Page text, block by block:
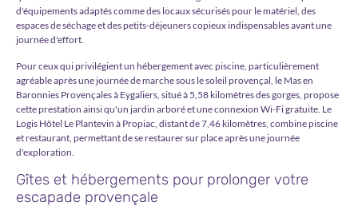
d'équipements adaptés comme des locaux sécurisés pour le matériel, des
espaces de séchage et des petits-déjeuners copieux indispensables avant une
journée d'effort.
Pour ceux qui privilégient un hébergement avec piscine, particulièrement
agréable après une journée de marche sous le soleil provençal, le Mas en
Baronnies Provençales à Eygaliers, situé à 5,58 kilomètres des gorges, propose
cette prestation ainsi qu'un jardin arboré et une connexion Wi-Fi gratuite. Le
Logis Hôtel Le Plantevin à Propiac, distant de 7,46 kilomètres, combine piscine
et restaurant, permettant de se restaurer sur place après une journée
d'exploration.
Gîtes et hébergements pour prolonger votre
escapade provençale